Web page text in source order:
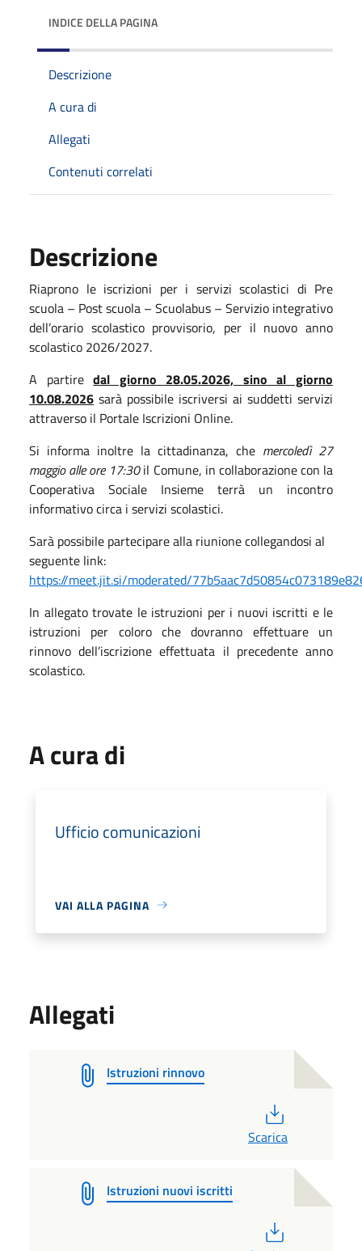
INDICE DELLA PAGINA
Descrizione
A cura di
Allegati
Contenuti correlati
Descrizione
Riaprono le iscrizioni per i servizi scolastici di Pre
scuola – Post scuola – Scuolabus – Servizio integrativo
dell’orario scolastico provvisorio, per il nuovo anno
scolastico 2026/2027.
A partiredal giorno 28.05.2026, sino al giorno
10.08.2026 sarà possibile iscriversi ai suddetti servizi
attraverso il Portale Iscrizioni Online.
Si informa inoltre la cittadinanza, che mercoledì 27
maggio alle ore 17:30il Comune, in collaborazione con la
Cooperativa Sociale Insieme terrà un incontro
informativo circa i servizi scolastici.
Sarà possibile partecipare alla riunione collegandosi al
seguente link:
https://meet.jit.si/moderated/
In allegato trovate le istruzioni per i nuovi iscritti e le
istruzioni per coloro che dovranno effettuare un
rinnovo dell’iscrizione effettuata il precedente anno
scolastico.
A cura di
Ufficio comunicazioni
VAI ALLA PAGINA
Allegati
Istruzioni rinnovo
Scarica
Istruzioni nuovi iscritti